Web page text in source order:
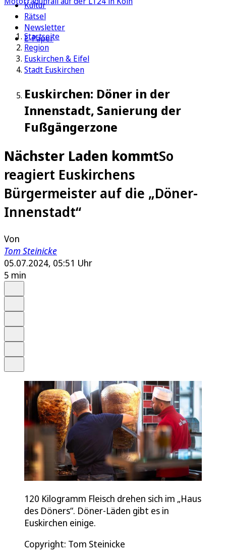
Kultur
Rätsel
Newsletter
E-Paper
Startseite
Region
Euskirchen & Eifel
Stadt Euskirchen
Euskirchen: Döner in der
Innenstadt, Sanierung der
Fußgängerzone
Nächster Laden kommtSo
reagiert Euskirchens
Bürgermeister auf die „Döner-
Innenstadt“
Von
Tom Steinicke
05.07.2024, 05:51 Uhr
5 min
120 Kilogramm Fleisch drehen sich im „Haus
des Döners“. Döner-Läden gibt es in
Euskirchen einige.
Copyright: Tom Steinicke